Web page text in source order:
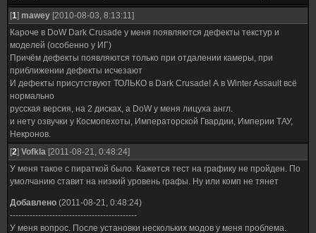
[1] mawey [2010-08-03, 8:13:11]
Кароче в DoW Dark Crusade у меня появляются дефекты текстур и
моделей (особенно у ИГ)
Причём дефекты появляются только при отдалении камеры, при
приближении дефекты исчезают
И дефекты присутствуют ТОЛЬКО в Dark Crusade! А в Winter Assault всё
нормально
русская версия, на 2 дисках, а DoW у меня лицуха англ.
и нету озвучки у Космопехоты, Императорской Гвардии, Империи ТАУ,
Некронов.
[2] Vofkla [2011-08-21, 0:48:24]
У меня такое с пираткой было. Кажется тест на графику не пройден. По
умолчанию ставит на низкий уровень графы. Ну или комп не тянет
Добавлено (2011-08-21, 0:48:24)
---------------------------------------------
У меня вопрос. После установки нескольких модов у меня проблема.